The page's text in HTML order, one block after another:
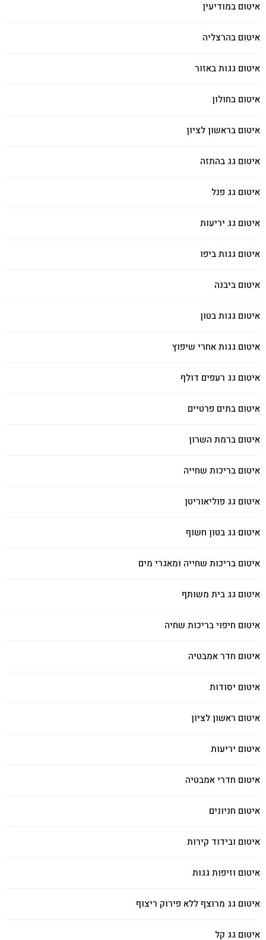
איטום במודיעין
איטום בהרצליה
איטום גגות באזור
איטום בחולון
איטום בראשון לציון
איטום גג בהתזה
איטום גג פנל
איטום גג יריעות
איטום גגות ביפו
איטום ביבנה
איטום גגות בטון
איטום גגות אחרי שיפוץ
איטום גג רעפים דולף
איטום בתים פרטיים
איטום ברמת השרון
איטום בריכות שחייה
איטום גג פוליאוריטן
איטום גג בטון חשוף
איטום בריכות שחייה ומאגרי מים
איטום גג בית משותף
איטום חיפוי בריכות שחיה
איטום חדר אמבטיה
איטום יסודות
איטום ראשון לציון
איטום יריעות
איטום חדרי אמבטיה
איטום חניונים
איטום ובידוד קירות
איטום וזיפות גגות
איטום גג מרוצף ללא פירוק ריצוף
איטום גג קל